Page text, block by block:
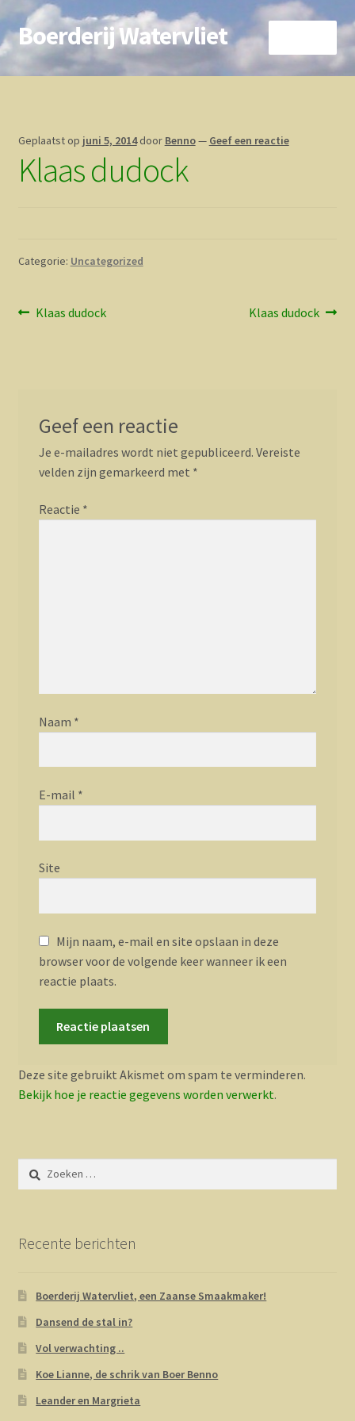
Ga
door
Ga
direct
Boerderij Watervliet
Home
Biokoe
Geplaatst op juni 5, 2014 door Benno— Geef een reactie
Klaas dudock
Categorie: Uncategorized
Bericht
Vorig
Klaas dudock
Volgend
Klaas dudock
Geef een reactie
Je e-mailadres wordt niet gepubliceerd. Vereiste
velden zijn gemarkeerd met *
Reactie *
Naam *
E-mail *
Site
Mijn naam, e-mail en site opslaan in deze
browser voor de volgende keer wanneer ik een
reactie plaats.
Deze site gebruikt Akismet om spam te verminderen.
Bekijk hoe je reactie gegevens worden verwerkt.
Zoeken
naar:
Recente berichten
Boerderij Watervliet, een Zaanse Smaakmaker!
Dansend de stal in?
Vol verwachting ..
Koe Lianne, de schrik van Boer Benno
Leander en Margrieta